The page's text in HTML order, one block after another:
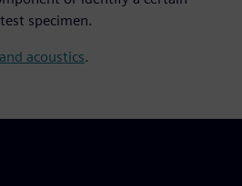
specimen.
acoustics.